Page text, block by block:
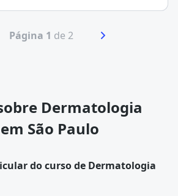
Página 1 de 2
Dermatologia
São Paulo
do curso de Dermatologia